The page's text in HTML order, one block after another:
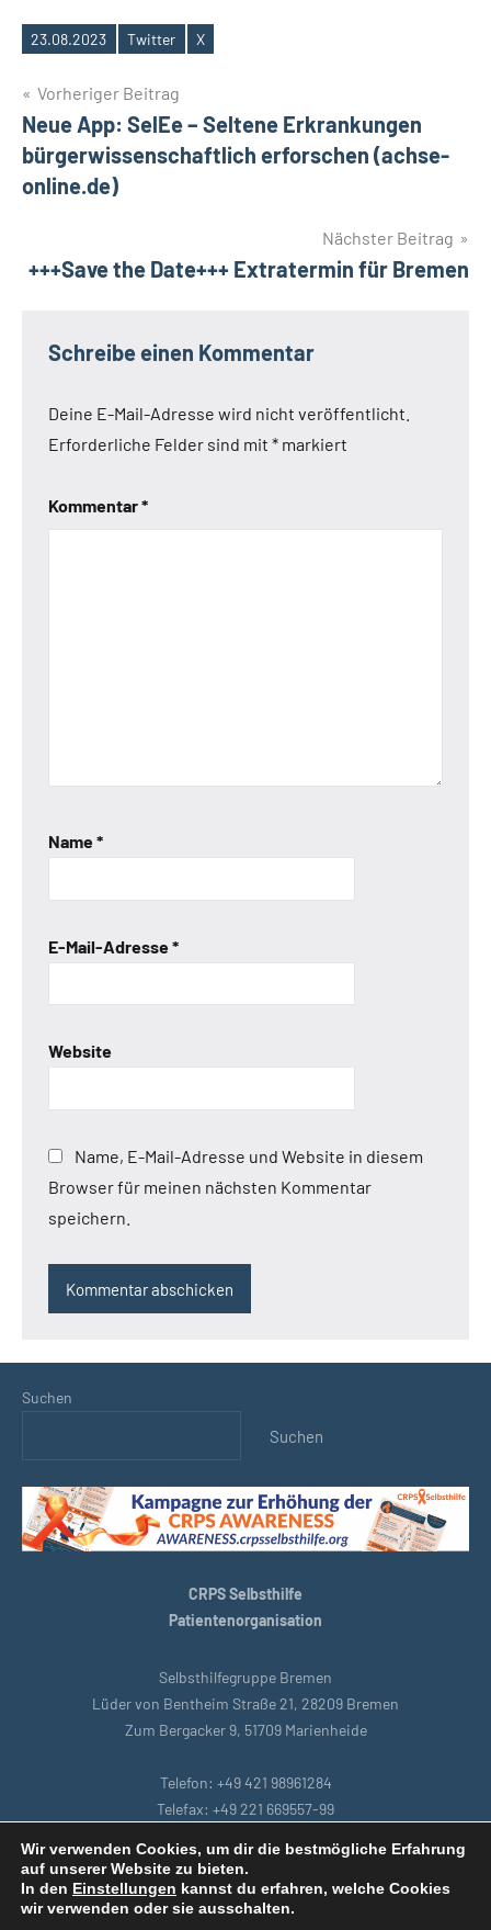
Schlagwörter
23.08.2023 Twitter X
Beitragsnavigation
Vorheriger Beitrag
Neue App: SelEe – Seltene Erkrankungen
bürgerwissenschaftlich erforschen (achse-
online.de)
Nächster Beitrag
+++Save the Date+++ Extratermin für Bremen
Schreibe einen Kommentar
Deine E-Mail-Adresse wird nicht veröffentlicht.
Erforderliche Felder sind mit * markiert
Kommentar*
Name*
E-Mail-Adresse*
Website
Name, E-Mail-Adresse und Website in diesem
Browser für meinen nächsten Kommentar
speichern.
Suchen
Suchen
CRPS Selbsthilfe
Patientenorganisation
Selbsthilfegruppe Bremen
Lüder von Bentheim Straße 21, 28209 Bremen
Zum Bergacker 9, 51709 Marienheide
Telefon: +49 421 98961284
Telefax: +49 221 669557-99
Startseite|Köln|Datenschutzbestimmungen|Intranet|
Impressum|Remoteunterstützung
Wir verwenden Cookies, um dir die bestmögliche Erfahrung
auf unserer Website zu bieten.
In den Einstellungen kannst du erfahren, welche Cookies
wir verwenden oder sie ausschalten.